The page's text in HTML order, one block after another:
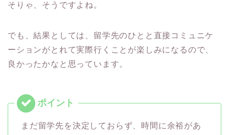
そりゃ、そうですよね。
でも、結果としては、留学先のひとと直接コミュニケ
ーションがとれて実際行くことが楽しみになるので、
良かったかなと思っています。
まだ留学先を決定しておらず、時間に余裕があ